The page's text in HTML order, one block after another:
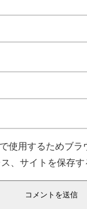
使用するためブラ
、サイトを保存す